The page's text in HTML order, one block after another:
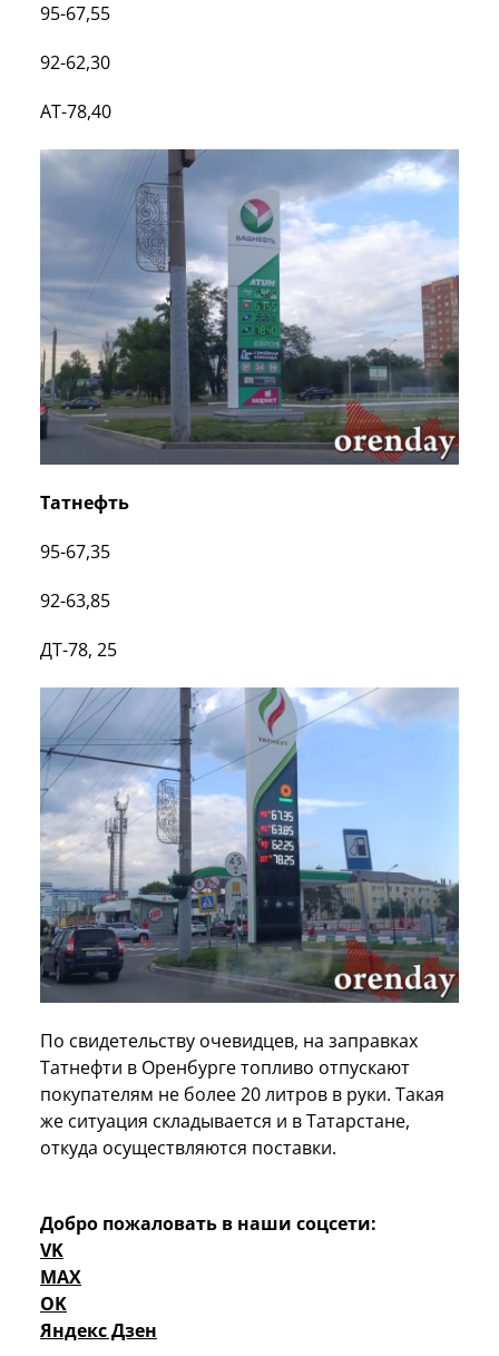
95-67,55
92-62,30
АТ-78,40
Татнефть
95-67,35
92-63,85
ДТ-78, 25
По свидетельству очевидцев, на заправках
Татнефти в Оренбурге топливо отпускают
покупателям не более 20 литров в руки. Такая
же ситуация складывается и в Татарстане,
откуда осуществляются поставки.
Добро пожаловать в наши соцсети:
VK
MAX
OK
Яндекс Дзен